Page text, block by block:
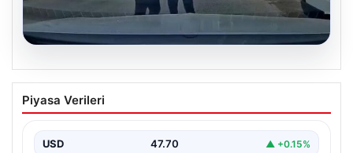
06.08.2026
Trafikte tartıştığı sürücüye testereyle
saldırdı
Testereyle Tehdit Etti”, “content”: “ Adana’nın Sarıçam…
Piyasa Verileri
USD 47.70 ▲ +0.15%